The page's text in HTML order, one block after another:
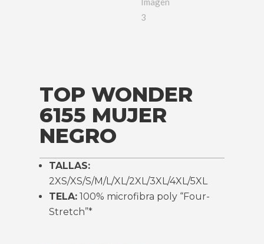
TOP WONDER
6155 MUJER
NEGRO
TALLAS:
2XS/XS/S/M/L/XL/2XL/3XL/4XL/5XL
TELA: 100% microfibra poly “Four-
Stretch”*